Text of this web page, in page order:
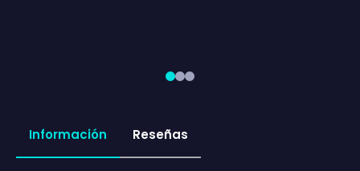
Información Reseñas